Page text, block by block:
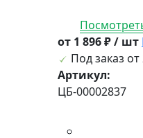
от 1 896 ₽ / шт
Под заказ от
Артикул:
ЦБ-00002837